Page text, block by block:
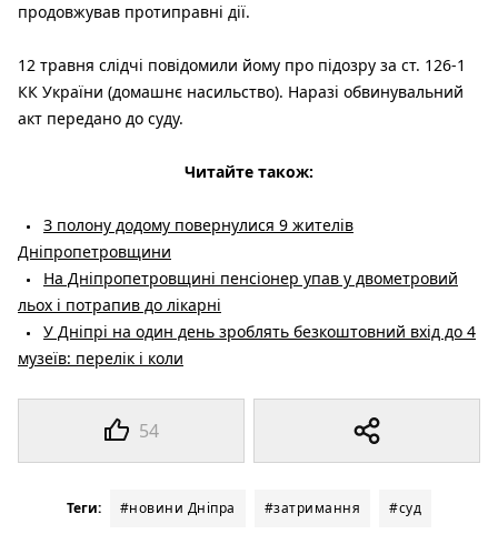
54
продовжував протиправні дії.
12 травня слідчі повідомили йому про підозру за ст. 126-1
КК України (домашнє насильство). Наразі обвинувальний
акт передано до суду.
Читайте також:
З полону додому повернулися 9 жителів
Дніпропетровщини
На Дніпропетровщині пенсіонер упав у двометровий
льох і потрапив до лікарні
У Дніпрі на один день зроблять безкоштовний вхід до 4
музеїв: перелік і коли
Теги: #новини Дніпра #затримання #суд